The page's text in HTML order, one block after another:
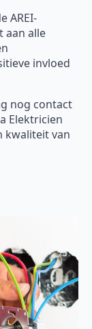
AREI-
aan alle
invloed
nog contact
Elektricien
kwaliteit van